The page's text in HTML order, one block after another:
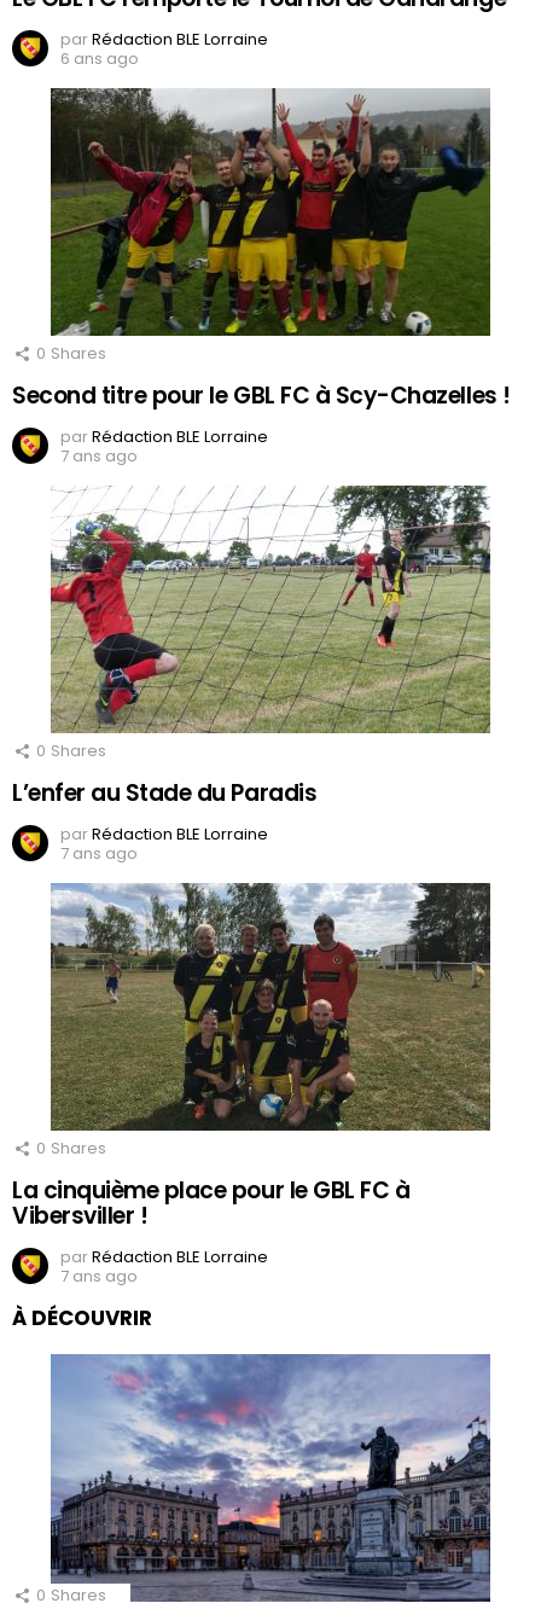
parRédaction BLE Lorraine
6 ans ago
0 Shares
Second titre pour le GBL FC à Scy-Chazelles !
parRédaction BLE Lorraine
7 ans ago
0 Shares
L’enfer au Stade du Paradis
parRédaction BLE Lorraine
7 ans ago
0 Shares
La cinquième place pour le GBL FC à
Vibersviller !
parRédaction BLE Lorraine
7 ans ago
À DÉCOUVRIR
0 Shares